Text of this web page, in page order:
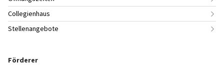
Collegienhaus
Stellenangebote
Förderer